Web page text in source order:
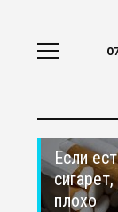
Если
плохо